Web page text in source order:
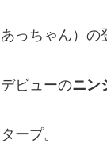
っちゃん）の
ビューのニン
ープ。